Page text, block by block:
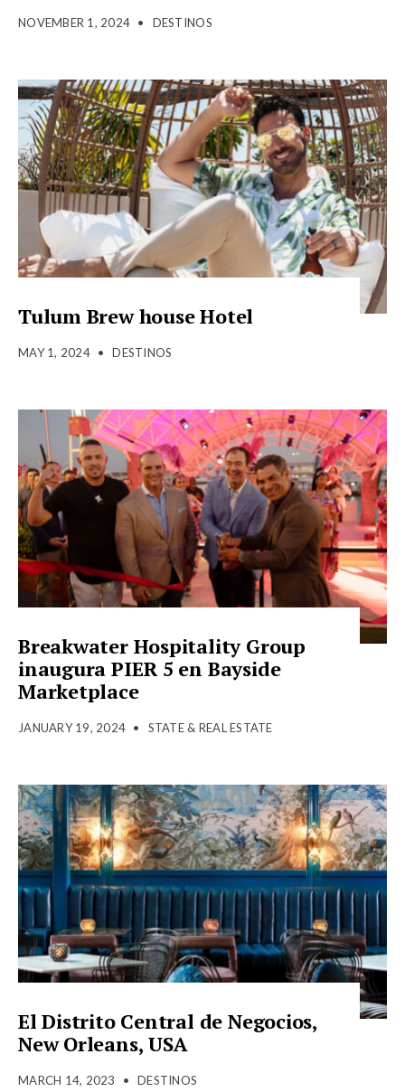
NOVEMBER 1, 2024 • DESTINOS
Tulum Brew house Hotel
MAY 1, 2024 • DESTINOS
Breakwater Hospitality Group
inaugura PIER 5 en Bayside
Marketplace
JANUARY 19, 2024 • STATE & REAL ESTATE
El Distrito Central de Negocios,
New Orleans, USA
MARCH 14, 2023 • DESTINOS